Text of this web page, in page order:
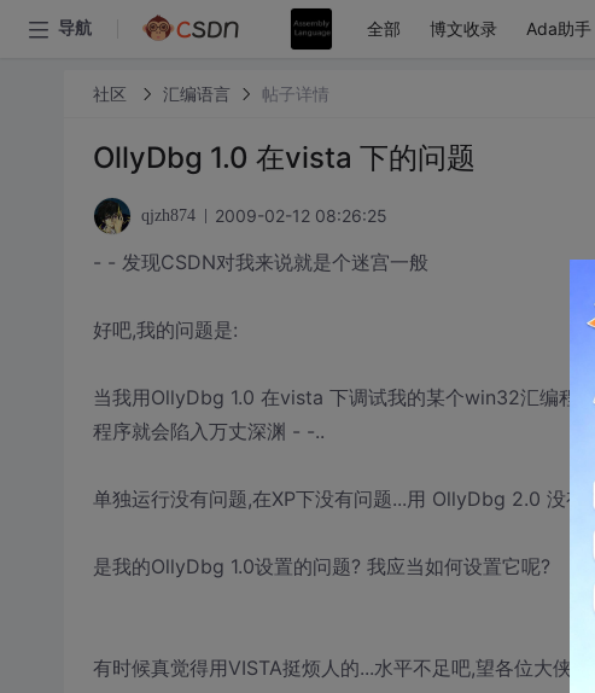
导航 全部 博文收录 Ada助手
社区 汇编语言 帖子详情
OllyDbg 1.0 在vista 下的问题
qjzh874 2009-02-12 08:26:25
- - 发现CSDN对我来说就是个迷宫一般
好吧,我的问题是:
当我用OllyDbg 1.0 在vista 下调试我的某个win32汇编程
程序就会陷入万丈深渊 - -..
单独运行没有问题,在XP下没有问题...用 OllyDbg 2.0 没有
是我的OllyDbg 1.0设置的问题? 我应当如何设置它呢?
有时候真觉得用VISTA挺烦人的...水平不足吧,望各位大侠赐